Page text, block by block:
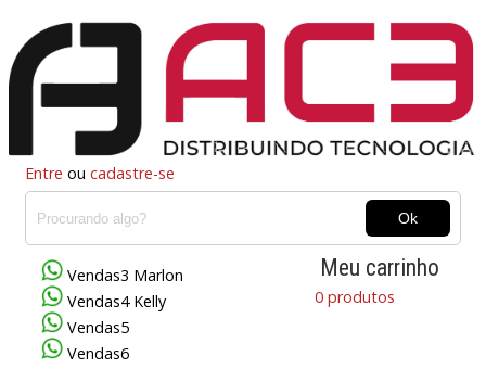
Entre ou cadastre-se
Vendas3 Marlon
Vendas4 Kelly
Vendas5
Vendas6
Meu carrinho
0 produtos